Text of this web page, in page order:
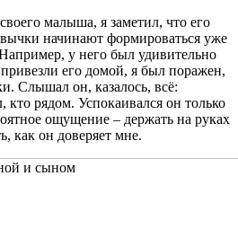
малыша, я заметил, что его
начинают формироваться уже
у него был удивительно
его домой, я был поражен,
Слышал он, казалось, всё:
кто рядом. Успокаивался он только
ощущение – держать на руках
как он доверяет мне.